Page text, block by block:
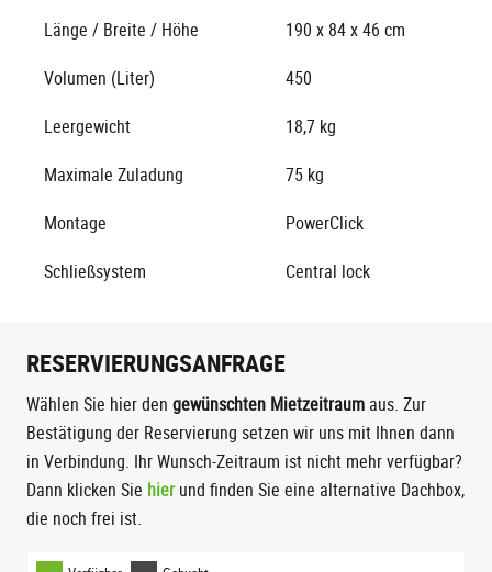
Länge / Breite / Höhe 190 x 84 x 46 cm
Volumen (Liter) 450
Leergewicht 18,7 kg
Maximale Zuladung 75 kg
Montage PowerClick
Schließsystem Central lock
RESERVIERUNGSANFRAGE
Wählen Sie hier den gewünschten Mietzeitraum aus. Zur
Bestätigung der Reservierung setzen wir uns mit Ihnen dann
in Verbindung. Ihr Wunsch-Zeitraum ist nicht mehr verfügbar?
Dann klicken Sie hierund finden Sie eine alternative Dachbox,
die noch frei ist.